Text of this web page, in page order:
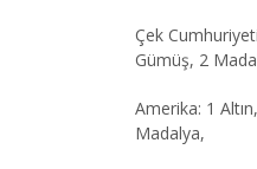
Çek
Gümüş, 2
Amerika: 1
Madalya,